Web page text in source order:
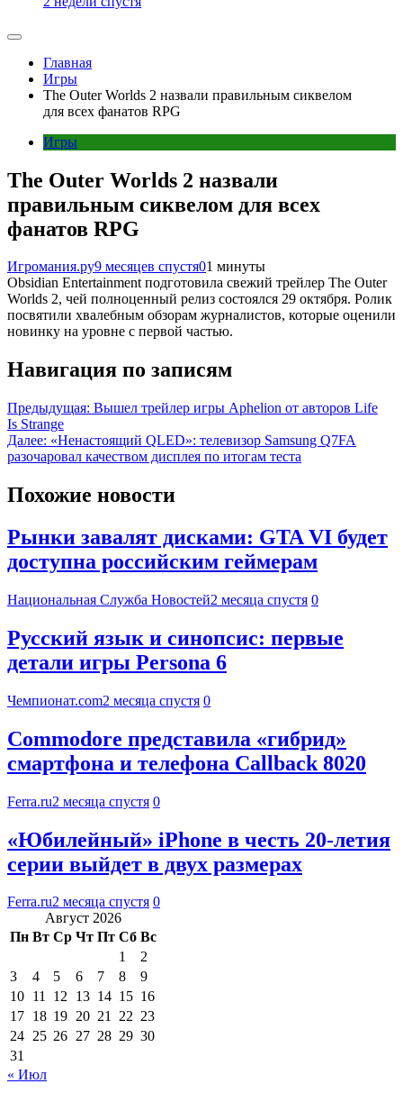
Главная
Игры
The Outer Worlds 2 назвали правильным сиквелом
для всех фанатов RPG
Игры
The Outer Worlds 2 назвали
правильным сиквелом для всех
фанатов RPG
Игромания.ру9 месяцев спустя01 минуты
Obsidian Entertainment подготовила свежий трейлер The Outer
Worlds 2, чей полноценный релиз состоялся 29 октября. Ролик
посвятили хвалебным обзорам журналистов, которые оценили
новинку на уровне с первой частью.
Навигация по записям
Предыдущая: Вышел трейлер игры Aphelion от авторов Life
Is Strange
Далее: «Ненастоящий QLED»: телевизор Samsung Q7FA
разочаровал качеством дисплея по итогам теста
Похожие новости
Рынки завалят дисками: GTA VI будет
доступна российским геймерам
Национальная Служба Новостей2 месяца спустя 0
Русский язык и синопсис: первые
детали игры Persona 6
Чемпионат.com2 месяца спустя 0
Commodore представила «гибрид»
смартфона и телефона Callback 8020
Ferra.ru2 месяца спустя 0
«Юбилейный» iPhone в честь 20-летия
серии выйдет в двух размерах
Ferra.ru2 месяца спустя 0
Август 2026
Пн Вт Ср Чт Пт Сб Вс
1
2
3
4 5 6 7 8
9
10 11 12 13 14 15 16
17 18 19 20 21 22 23
24 25 26 27 28 29 30
31
« Июл